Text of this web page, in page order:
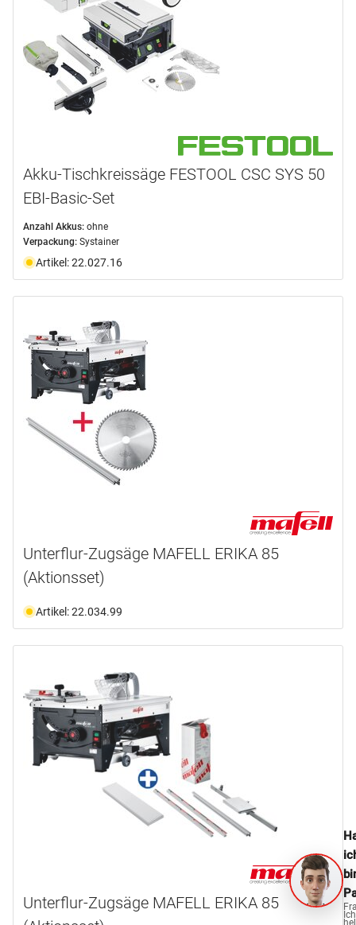
Akku-Tischkreissäge FESTOOL CSC SYS 50
EBI-Basic-Set
Anzahl Akkus: ohne
Verpackung: Systainer
Artikel: 22.027.16
Unterflur-Zugsäge MAFELL ERIKA 85
(Aktionsset)
Artikel: 22.034.99
Unterflur-Zugsäge MAFELL ERIKA 85
Ich